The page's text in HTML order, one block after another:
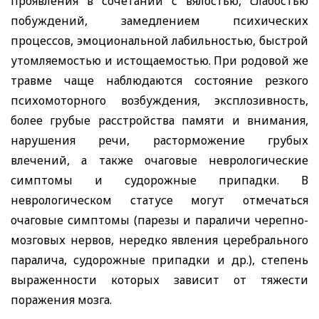
побуждений, замедлением психических
процессов, эмоциональной лабильностью, быстрой
утомляемостью и истощаемостью. При родовой же
травме чаще наблюдаются состояние резкого
психомоторного возбуждения, эксплозивность,
более грубые расстройства памяти и внимания,
нарушения речи, расторможение грубых
влечений, а также очаговые неврологические
симптомы и судорожные припадки. В
неврологическом статусе могут отмечаться
очаговые симптомы (парезы и параличи черепно-
мозговых нервов, нередко явления церебрального
паралича, судорожные припадки и др.), степень
выраженности которых зависит от тяжести
поражения мозга.